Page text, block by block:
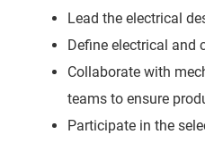
Lead the electrical
Define electrical and
Collaborate with
teams to ensure
Participate in the